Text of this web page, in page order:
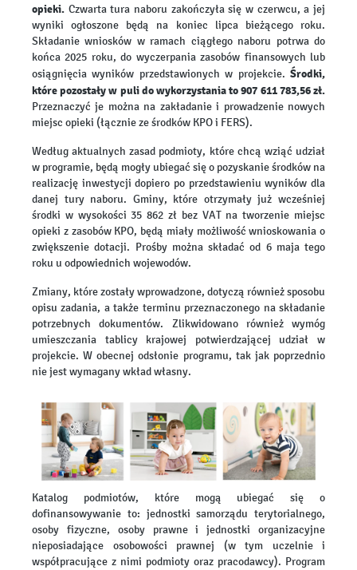
opieki. Czwarta tura naboru zakończyła się w czerwcu, a jej
wyniki ogłoszone będą na koniec lipca bieżącego roku.
Składanie wniosków w ramach ciągłego naboru potrwa do
końca 2025 roku, do wyczerpania zasobów finansowych lub
osiągnięcia wyników przedstawionych w projekcie. Środki,
które pozostały w puli do wykorzystania to 907 611 783,56 zł.
Przeznaczyć je można na zakładanie i prowadzenie nowych
miejsc opieki (łącznie ze środków KPO i FERS).
Według aktualnych zasad podmioty, które chcą wziąć udział
w programie, będą mogły ubiegać się o pozyskanie środków na
realizację inwestycji dopiero po przedstawieniu wyników dla
danej tury naboru. Gminy, które otrzymały już wcześniej
środki w wysokości 35 862 zł bez VAT na tworzenie miejsc
opieki z zasobów KPO, będą miały możliwość wnioskowania o
zwiększenie dotacji. Prośby można składać od 6 maja tego
roku u odpowiednich wojewodów.
Zmiany, które zostały wprowadzone, dotyczą również sposobu
opisu zadania, a także terminu przeznaczonego na składanie
potrzebnych dokumentów. Zlikwidowano również wymóg
umieszczania tablicy krajowej potwierdzającej udział w
projekcie. W obecnej odsłonie programu, tak jak poprzednio
nie jest wymagany wkład własny.
Katalog podmiotów, które mogą ubiegać się o
dofinansowywanie to: jednostki samorządu terytorialnego,
osoby fizyczne, osoby prawne i jednostki organizacyjne
nieposiadające osobowości prawnej (w tym uczelnie i
współpracujące z nimi podmioty oraz pracodawcy). Program